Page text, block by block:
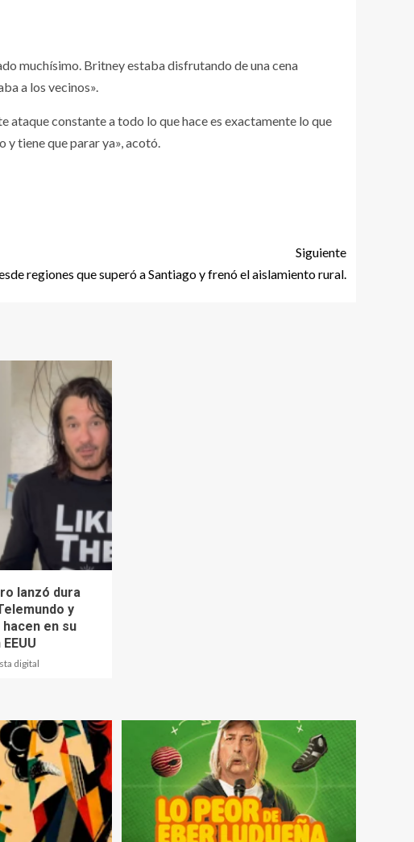
muchísimo. Britney estaba disfrutando de una cena
a los vecinos».
ataque constante a todo lo que hace es exactamente lo que
y tiene que parar ya», acotó.
Siguiente
regiones que superó a Santiago y frenó el aislamiento rural.
lanzó dura
y
en su
digital